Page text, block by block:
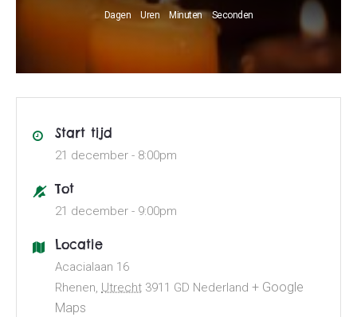
Dagen Uren Minuten Seconden
Start tijd
21 december - 8:00pm
Tot
21 december - 9:00pm
Locatie
Acacialaan 16
Rhenen, Utrecht 3911 GD Nederland + Google
Maps